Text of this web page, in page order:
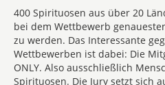
400 Spirituosen aus über 20
bei dem Wettbewerb
zu werden. Das Interessante
Wettbewerben ist dabei: Die
ONLY. Also ausschließlich
Spirituosen. Die Jury setzt sich